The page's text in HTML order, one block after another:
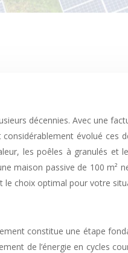
décennies. Avec une
évolué ces
les poêles à granulés et
maison passive de 100 m²
le choix optimal pour votre
constitue une étape
de l’énergie en cycles